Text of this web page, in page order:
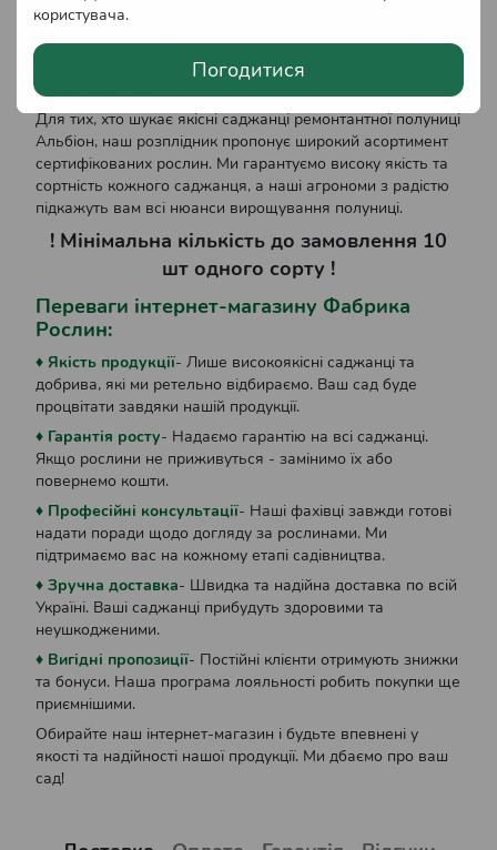
користувача.
Погодитися
висаджувати їх на добре освітлених ділянках з родючим
грунтом. Важливо забезпечити регулярний полив і
підживлення, особливо в період цвітіння та
плодоношення.
Для тих, хто шукає якісні саджанці ремонтантної полуниці
Альбіон, наш розплідник пропонує широкий асортимент
сертифікованих рослин. Ми гарантуємо високу якість та
сортність кожного саджанця, а наші агрономи з радістю
підкажуть вам всі нюанси вирощування полуниці.
! Мінімальна кількість до замовлення 10
шт одного сорту !
Переваги інтернет-магазину Фабрика
Рослин:
♦ Якість продукції- Лише високоякісні саджанці та
добрива, які ми ретельно відбираємо. Ваш сад буде
процвітати завдяки нашій продукції.
♦ Гарантія росту- Надаємо гарантію на всі саджанці.
Якщо рослини не приживуться - замінимо їх або
повернемо кошти.
♦ Професійні консультації- Наші фахівці завжди готові
надати поради щодо догляду за рослинами. Ми
підтримаємо вас на кожному етапі садівництва.
♦ Зручна доставка- Швидка та надійна доставка по всій
Україні. Ваші саджанці прибудуть здоровими та
неушкодженими.
♦ Вигідні пропозиції- Постійні клієнти отримують знижки
та бонуси. Наша програма лояльності робить покупки ще
приємнішими.
Обирайте наш інтернет-магазин і будьте впевнені у
якості та надійності нашої продукції. Ми дбаємо про ваш
сад!